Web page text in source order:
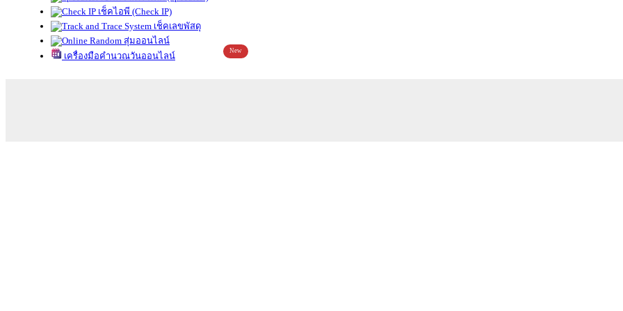
เช็คไอพี (Check IP)
เช็คเลขพัสดุ
สุ่มออนไลน์
เครื่องมือคำนวณวันออนไลน์
New